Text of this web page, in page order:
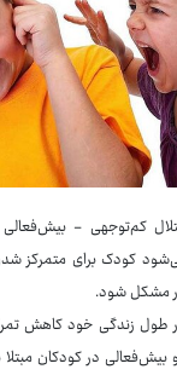
کودک برای متمرکز
مشکل شود.
طول زندگی خود کاهش